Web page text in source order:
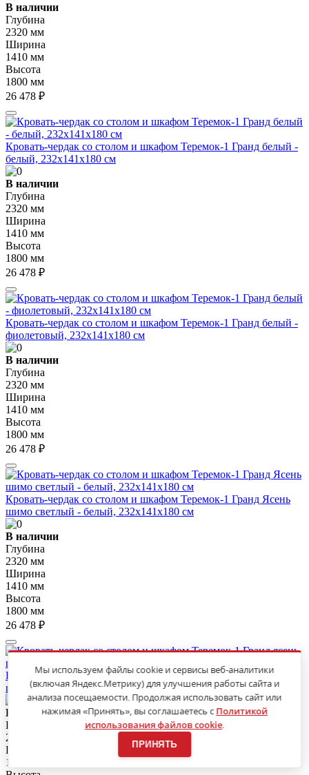
В наличии
Глубина
2320 мм
Ширина
1410 мм
Высота
1800 мм
26 478 ₽
Кровать-чердак со столом и шкафом Теремок-1 Гранд белый -
белый, 232х141х180 см
В наличии
Глубина
2320 мм
Ширина
1410 мм
Высота
1800 мм
26 478 ₽
Кровать-чердак со столом и шкафом Теремок-1 Гранд белый -
фиолетовый, 232х141х180 см
В наличии
Глубина
2320 мм
Ширина
1410 мм
Высота
1800 мм
26 478 ₽
Кровать-чердак со столом и шкафом Теремок-1 Гранд Ясень
шимо светлый - белый, 232х141х180 см
В наличии
Глубина
2320 мм
Ширина
1410 мм
Высота
1800 мм
26 478 ₽
Кровать-чердак со столом и шкафом Теремок-1 Гранд ясень
шимо светлый - зеленый текстиль, 232х141х180 см
В наличии
Глубина
2320 мм
Ширина
1410 мм
Мы используем файлы cookie и сервисы веб-аналитики
(включая Яндекс.Метрику) для улучшения работы сайта и
анализа посещаемости. Продолжая использовать сайт или
нажимая «Принять», вы соглашаетесь сПолитикой
использования файлов cookie.
ПРИНЯТЬ